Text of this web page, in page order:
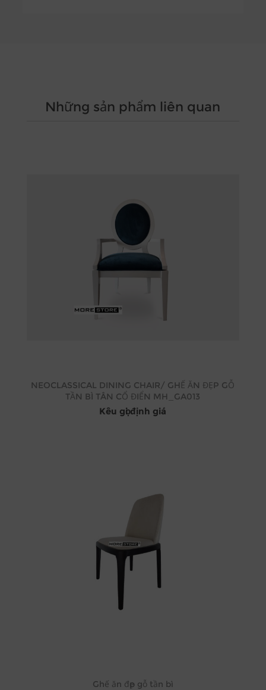
Những sản phẩm liên quan
NEOCLASSICAL DINING CHAIR/ GHẾ ĂN ĐẸP GỖ
TẦN BÌ TÂN CỔ ĐIỂN MH_GA013
Kêu gọi định giá
Ghế ăn đẹp gỗ tần bì